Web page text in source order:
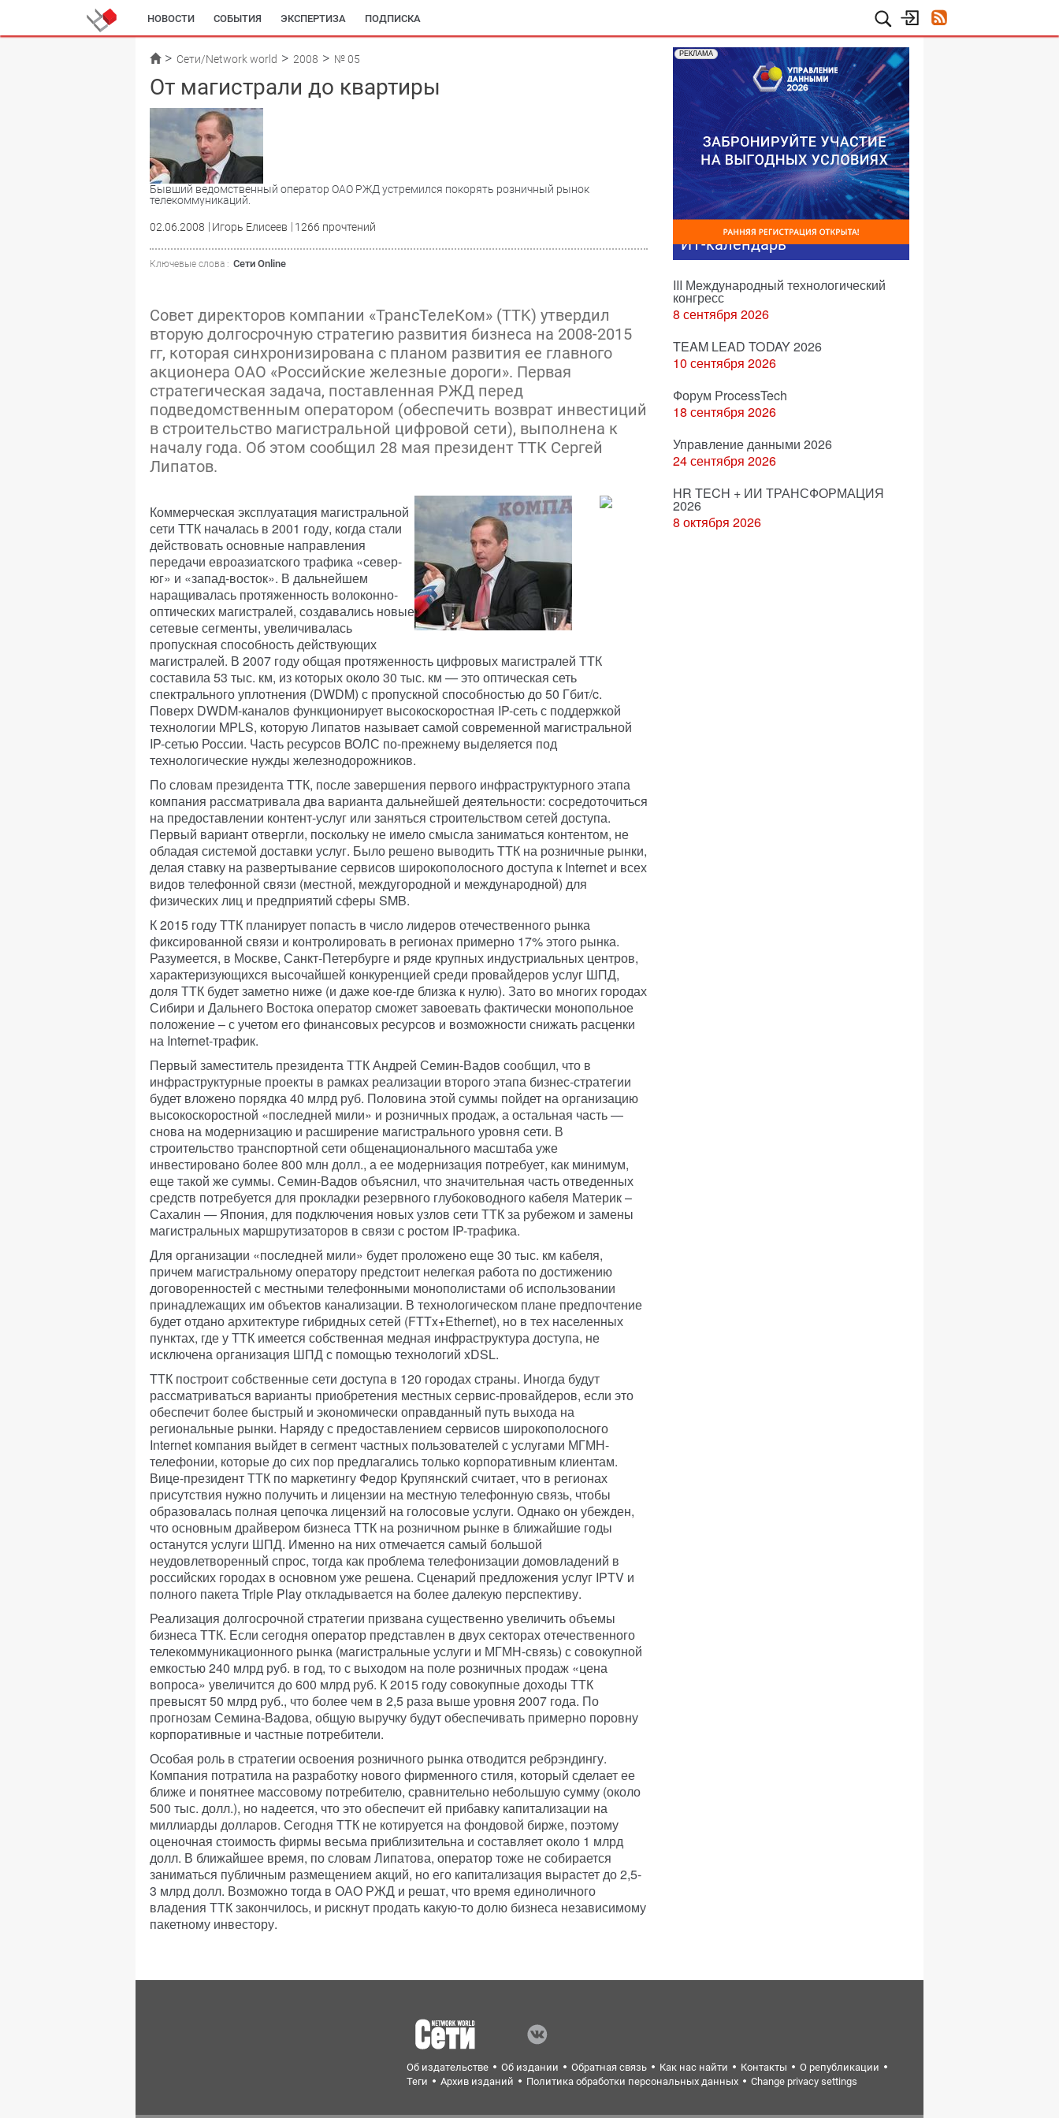
НОВОСТИ СОБЫТИЯ ЭКСПЕРТИЗА ПОДПИСКА
Сети/Network world 2008 № 05
От магистрали до квартиры
Бывший ведомственный оператор ОАО РЖД устремился покорять розничный рынок
телекоммуникаций.
02.06.2008 Игорь Елисеев 1266 прочтений
Ключевые слова : Сети Online
Совет директоров компании «ТрансТелеКом» (TTK) утвердил
вторую долгосрочную стратегию развития бизнеса на 2008-2015
гг, которая синхронизирована с планом развития ее главного
акционера ОАО «Российские железные дороги». Первая
стратегическая задача, поставленная РЖД перед
подведомственным оператором (обеспечить возврат инвестиций
в строительство магистральной цифровой сети), выполнена к
началу года. Об этом сообщил 28 мая президент ТТК Сергей
Липатов.
Коммерческая эксплуатация магистральной
сети ТТК началась в 2001 году, когда стали
действовать основные направления
передачи евроазиатского трафика «север-
юг» и «запад-восток». В дальнейшем
наращивалась протяженность волоконно-
оптических магистралей, создавались новые
сетевые сегменты, увеличивалась
пропускная способность действующих
магистралей. В 2007 году общая протяженность цифровых магистралей ТТК
составила 53 тыс. км, из которых около 30 тыс. км — это оптическая сеть
спектрального уплотнения (DWDM) с пропускной способностью до 50 Гбит/c.
Поверх DWDM-каналов функционирует высокоскоростная IP-сеть с поддержкой
технологии MPLS, которую Липатов называет самой современной магистральной
IP-сетью России. Часть ресурсов ВОЛС по-прежнему выделяется под
технологические нужды железнодорожников.
По словам президента ТТК, после завершения первого инфраструктурного этапа
компания рассматривала два варианта дальнейшей деятельности: сосредоточиться
на предоставлении контент-услуг или заняться строительством сетей доступа.
Первый вариант отвергли, поскольку не имело смысла заниматься контентом, не
обладая системой доставки услуг. Было решено выводить ТТК на розничные рынки,
делая ставку на развертывание сервисов широкополосного доступа к Internet и всех
видов телефонной связи (местной, междугородной и международной) для
физических лиц и предприятий сферы SMB.
К 2015 году ТТК планирует попасть в число лидеров отечественного рынка
фиксированной связи и контролировать в регионах примерно 17% этого рынка.
Разумеется, в Москве, Санкт-Петербурге и ряде крупных индустриальных центров,
характеризующихся высочайшей конкуренцией среди провайдеров услуг ШПД,
доля ТТК будет заметно ниже (и даже кое-где близка к нулю). Зато во многих городах
Сибири и Дальнего Востока оператор сможет завоевать фактически монопольное
положение – с учетом его финансовых ресурсов и возможности снижать расценки
на Internet-трафик.
Первый заместитель президента ТТК Андрей Семин-Вадов сообщил, что в
инфраструктурные проекты в рамках реализации второго этапа бизнес-стратегии
будет вложено порядка 40 млрд руб. Половина этой суммы пойдет на организацию
высокоскоростной «последней мили» и розничных продаж, а остальная часть —
снова на модернизацию и расширение магистрального уровня сети. В
строительство транспортной сети общенационального масштаба уже
инвестировано более 800 млн долл., а ее модернизация потребует, как минимум,
еще такой же суммы. Семин-Вадов объяснил, что значительная часть отведенных
средств потребуется для прокладки резервного глубоководного кабеля Материк –
Сахалин — Япония, для подключения новых узлов сети ТТК за рубежом и замены
магистральных маршрутизаторов в связи с ростом IP-трафика.
Для организации «последней мили» будет проложено еще 30 тыс. км кабеля,
причем магистральному оператору предстоит нелегкая работа по достижению
договоренностей с местными телефонными монополистами об использовании
принадлежащих им объектов канализации. В технологическом плане предпочтение
будет отдано архитектуре гибридных сетей (FTTx+Ethernet), но в тех населенных
пунктах, где у ТТК имеется собственная медная инфраструктура доступа, не
исключена организация ШПД с помощью технологий xDSL.
ТТК построит собственные сети доступа в 120 городах страны. Иногда будут
рассматриваться варианты приобретения местных сервис-провайдеров, если это
обеспечит более быстрый и экономически оправданный путь выхода на
региональные рынки. Наряду с предоставлением сервисов широкополосного
Internet компания выйдет в сегмент частных пользователей с услугами МГМН-
телефонии, которые до сих пор предлагались только корпоративным клиентам.
Вице-президент ТТК по маркетингу Федор Крупянский считает, что в регионах
присутствия нужно получить и лицензии на местную телефонную связь, чтобы
образовалась полная цепочка лицензий на голосовые услуги. Однако он убежден,
что основным драйвером бизнеса ТТК на розничном рынке в ближайшие годы
останутся услуги ШПД. Именно на них отмечается самый большой
неудовлетворенный спрос, тогда как проблема телефонизации домовладений в
российских городах в основном уже решена. Сценарий предложения услуг IPTV и
полного пакета Triple Play откладывается на более далекую перспективу.
Реализация долгосрочной стратегии призвана существенно увеличить объемы
бизнеса ТТК. Если сегодня оператор представлен в двух секторах отечественного
телекоммуникационного рынка (магистральные услуги и МГМН-связь) с совокупной
емкостью 240 млрд руб. в год, то с выходом на поле розничных продаж «цена
вопроса» увеличится до 600 млрд руб. К 2015 году совокупные доходы ТТК
превысят 50 млрд руб., что более чем в 2,5 раза выше уровня 2007 года. По
прогнозам Семина-Вадова, общую выручку будут обеспечивать примерно поровну
корпоративные и частные потребители.
Особая роль в стратегии освоения розничного рынка отводится ребрэндингу.
Компания потратила на разработку нового фирменного стиля, который сделает ее
ближе и понятнее массовому потребителю, сравнительно небольшую сумму (около
500 тыс. долл.), но надеется, что это обеспечит ей прибавку капитализации на
миллиарды долларов. Сегодня ТТК не котируется на фондовой бирже, поэтому
оценочная стоимость фирмы весьма приблизительна и составляет около 1 млрд
долл. В ближайшее время, по словам Липатова, оператор тоже не собирается
заниматься публичным размещением акций, но его капитализация вырастет до 2,5-
3 млрд долл. Возможно тогда в ОАО РЖД и решат, что время единоличного
владения ТТК закончилось, и рискнут продать какую-то долю бизнеса независимому
пакетному инвестору.
РЕКЛАМА
ИТ-календарь
III Международный технологический
конгресс
8 сентября 2026
TEAM LEAD TODAY 2026
10 сентября 2026
Форум ProcessTech
18 сентября 2026
Управление данными 2026
24 сентября 2026
HR TECH + ИИ ТРАНСФОРМАЦИЯ
2026
8 октября 2026
Об издательстве Об издании Обратная связь Как нас найти Контакты
О републикации
Теги
Архив изданий Политика обработки персональных данных Change privacy settings